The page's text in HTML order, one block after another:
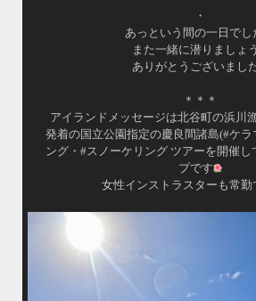
海が穏やかな日がずーっと続いていて
は最高のコンディションで
昔よく潜りに来て下さっていたリピー
才になったので一緒にダイビングデビ
緒させて頂いてます
•
渡嘉敷島の方も夏には珍しい北風つづ
が穏やか
...
island.message
・
最近は、連日クルーザーチャーターのご利用が
パーフェクトな海でバナナボートに船上BBQ
しみ頂いております